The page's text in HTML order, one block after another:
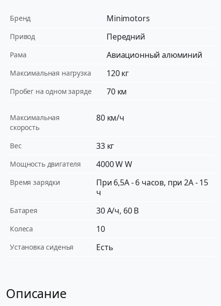
Бренд Minimotors
Привод Передний
Рама Авиационный алюминий
Максимальная нагрузка 120 кг
Пробег на одном заряде 70 км
Максимальная
скорость
80 км/ч
Вес 33 кг
Мощность двигателя 4000 W W
Время зарядки
При 6,5А - 6 часов, при 2А - 15
ч
Батарея 30 А/ч, 60 В
Колеса 10
Установка сиденья Есть
Описание